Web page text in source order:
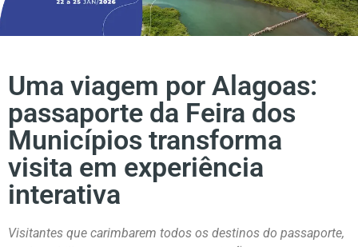
Uma viagem por Alagoas:
passaporte da Feira dos
Municípios transforma
visita em experiência
interativa
Visitantes que carimbarem todos os destinos do passaporte,